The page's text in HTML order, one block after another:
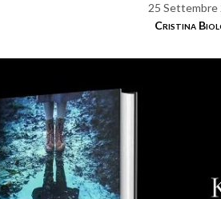
25 Settembre
Cristina